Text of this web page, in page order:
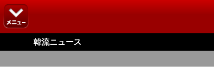
韓流ニュース